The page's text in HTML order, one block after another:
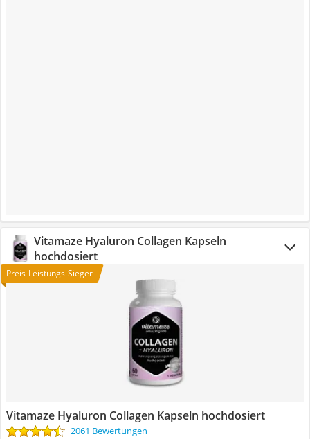
Vitamaze Hyaluron Collagen Kapseln
hochdosiert
Preis-Leistungs-Sieger
Vitamaze Hyaluron Collagen Kapseln hochdosiert
2061 Bewertungen